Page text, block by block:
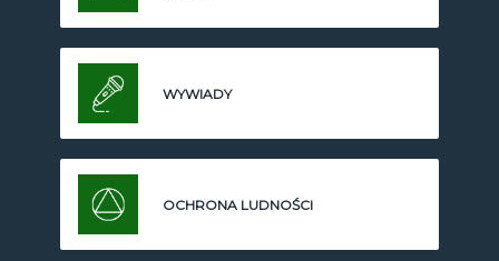
WYWIADY
OCHRONA LUDNOŚCI